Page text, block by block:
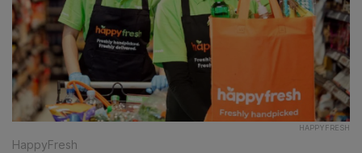
HAPPYFRESH
HappyFresh